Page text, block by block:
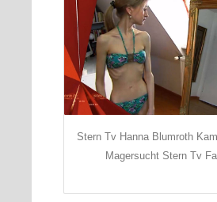
Stern Tv Hanna Blumroth
Magersucht Stern Tv